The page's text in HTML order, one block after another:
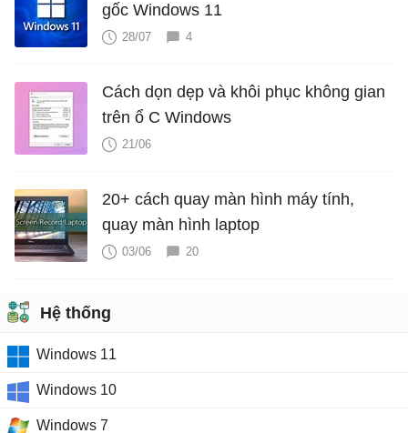
gốc Windows 11
28/07 4
Cách dọn dẹp và khôi phục không gian
trên ổ C Windows
21/06
20+ cách quay màn hình máy tính,
quay màn hình laptop
03/06 20
Hệ thống
Windows 11
Windows 10
Windows 7